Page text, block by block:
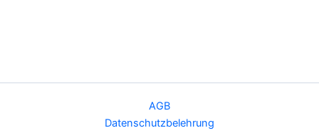
AGB
Datenschutzbelehrung